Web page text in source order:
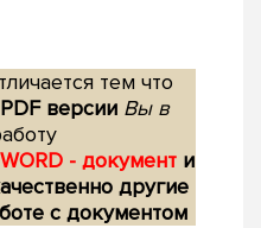
тем что
версии Вы в
- документ и
другие
с документом